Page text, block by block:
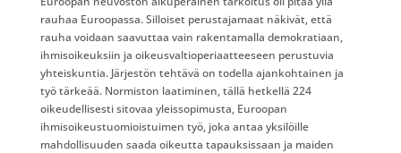
rauhaa Euroopassa. Silloiset perustajamaat näkivät, että
rauha voidaan saavuttaa vain rakentamalla demokratiaan,
ihmisoikeuksiin ja oikeusvaltioperiaatteeseen perustuvia
yhteiskuntia. Järjestön tehtävä on todella ajankohtainen ja
työ tärkeää. Normiston laatiminen, tällä hetkellä 224
oikeudellisesti sitovaa yleissopimusta, Euroopan
ihmisoikeustuomioistuimen työ, joka antaa yksilöille
mahdollisuuden saada oikeutta tapauksissaan ja maiden